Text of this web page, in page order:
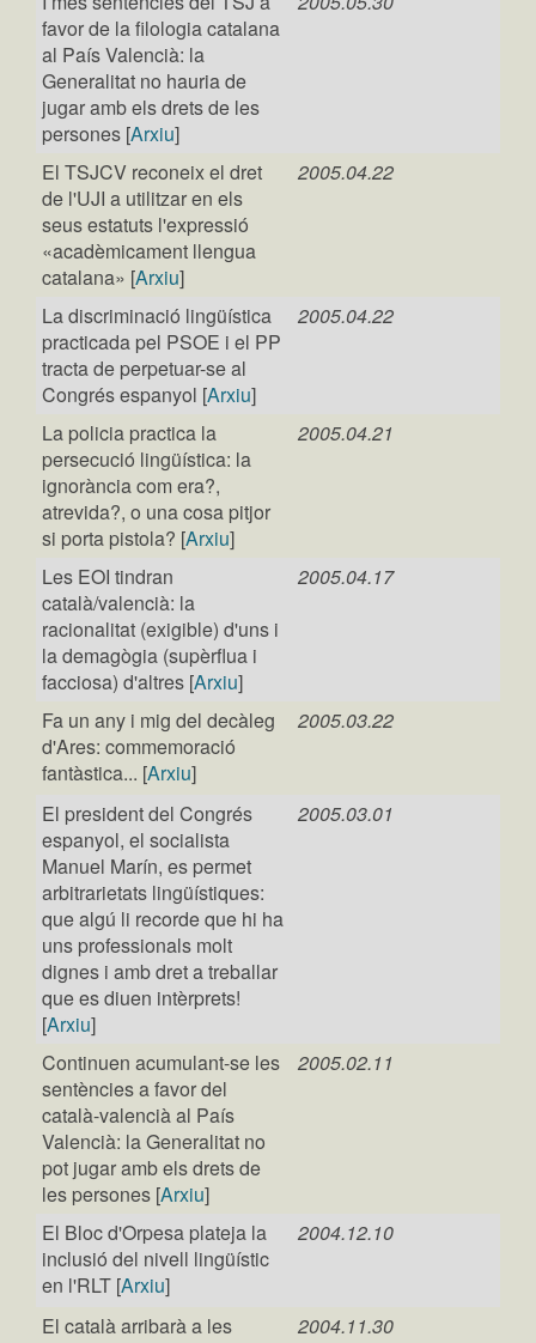
favor de la filologia catalana
al País Valencià: la
Generalitat no hauria de
jugar amb els drets de les
persones [Arxiu]
El TSJCV reconeix el dret
de l'UJI a utilitzar en els
seus estatuts l'expressió
«acadèmicament llengua
catalana» [Arxiu]
2005.04.22
La discriminació lingüística
practicada pel PSOE i el PP
tracta de perpetuar-se al
Congrés espanyol [Arxiu]
2005.04.22
La policia practica la
persecució lingüística: la
ignorància com era?,
atrevida?, o una cosa pitjor
si porta pistola? [Arxiu]
2005.04.21
Les EOI tindran
català/valencià: la
racionalitat (exigible) d'uns i
la demagògia (supèrflua i
facciosa) d'altres [Arxiu]
2005.04.17
Fa un any i mig del decàleg
d'Ares: commemoració
fantàstica... [Arxiu]
2005.03.22
El president del Congrés
espanyol, el socialista
Manuel Marín, es permet
arbitrarietats lingüístiques:
que algú li recorde que hi ha
uns professionals molt
dignes i amb dret a treballar
que es diuen intèrprets!
[Arxiu]
2005.03.01
Continuen acumulant-se les
sentències a favor del
català-valencià al País
Valencià: la Generalitat no
pot jugar amb els drets de
les persones [Arxiu]
2005.02.11
El Bloc d'Orpesa plateja la
inclusió del nivell lingüístic
en l'RLT [Arxiu]
2004.12.10
El català arribarà a les
2004.11.30